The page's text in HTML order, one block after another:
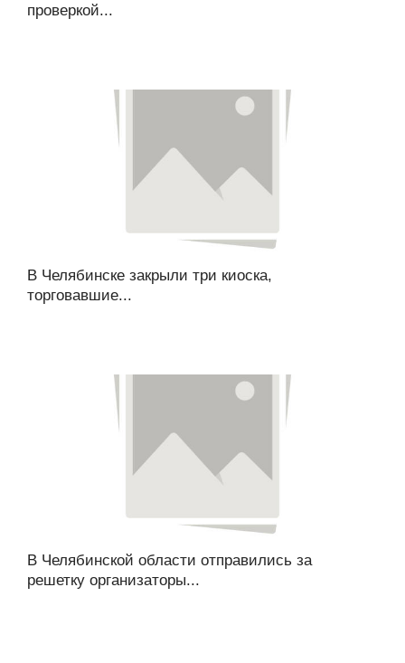
проверкой...
В Челябинске закрыли три киоска,
торговавшие...
В Челябинской области отправились за
решетку организаторы...